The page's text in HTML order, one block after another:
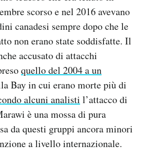
scorso e nel 2016 avevano
canadesi sempre dopo che le
non erano state soddisfatte. Il
accusato di attacchi
quello del 2004 a un
Bay in cui erano morte più di
alcuni analisti l’attacco di
è una mossa di pura
da questi gruppi ancora minori
a livello internazionale.